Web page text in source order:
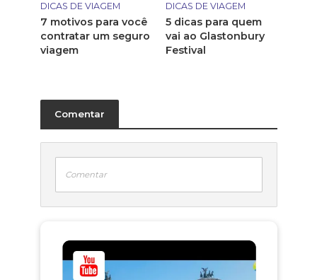
DICAS DE VIAGEM
7 motivos para você
contratar um seguro
viagem
DICAS DE VIAGEM
5 dicas para quem
vai ao Glastonbury
Festival
Comentar
Comentar